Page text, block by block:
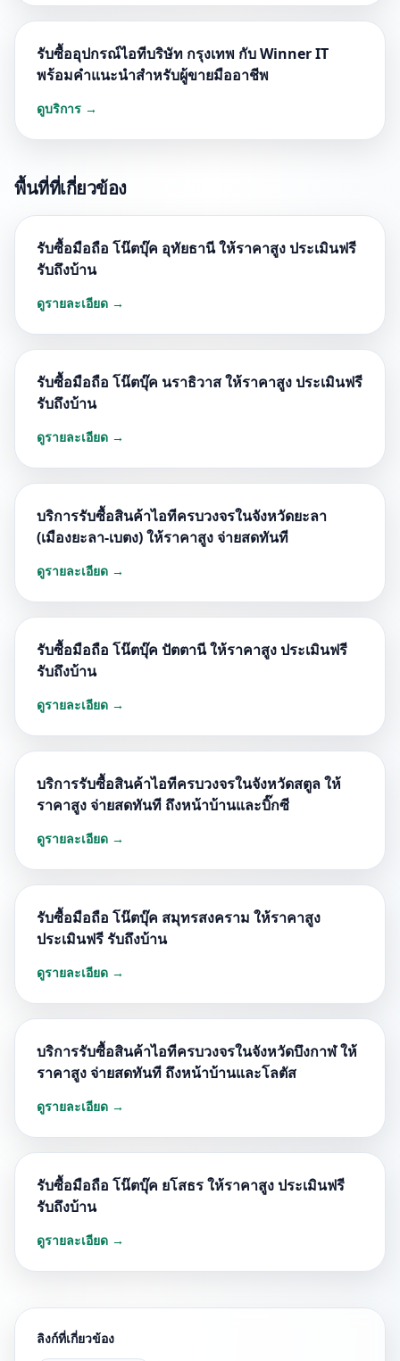
รับซื้ออุปกรณ์ไอทีบริษัท กรุงเทพ กับ Winner IT
พร้อมคำแนะนำสำหรับผู้ขายมืออาชีพ
ดูบริการ →
พื้นที่ที่เกี่ยวข้อง
รับซื้อมือถือ โน๊ตบุ๊ค อุทัยธานี ให้ราคาสูง ประเมินฟรี
รับถึงบ้าน
ดูรายละเอียด →
รับซื้อมือถือ โน๊ตบุ๊ค นราธิวาส ให้ราคาสูง ประเมินฟรี
รับถึงบ้าน
ดูรายละเอียด →
บริการรับซื้อสินค้าไอทีครบวงจรในจังหวัดยะลา
(เมืองยะลา-เบตง) ให้ราคาสูง จ่ายสดทันที
ดูรายละเอียด →
รับซื้อมือถือ โน๊ตบุ๊ค ปัตตานี ให้ราคาสูง ประเมินฟรี
รับถึงบ้าน
ดูรายละเอียด →
บริการรับซื้อสินค้าไอทีครบวงจรในจังหวัดสตูล ให้
ราคาสูง จ่ายสดทันที ถึงหน้าบ้านและบิ๊กซี
ดูรายละเอียด →
รับซื้อมือถือ โน๊ตบุ๊ค สมุทรสงคราม ให้ราคาสูง
ประเมินฟรี รับถึงบ้าน
ดูรายละเอียด →
บริการรับซื้อสินค้าไอทีครบวงจรในจังหวัดบึงกาฬ ให้
ราคาสูง จ่ายสดทันที ถึงหน้าบ้านและโลตัส
ดูรายละเอียด →
รับซื้อมือถือ โน๊ตบุ๊ค ยโสธร ให้ราคาสูง ประเมินฟรี
รับถึงบ้าน
ดูรายละเอียด →
ลิงก์ที่เกี่ยวข้อง